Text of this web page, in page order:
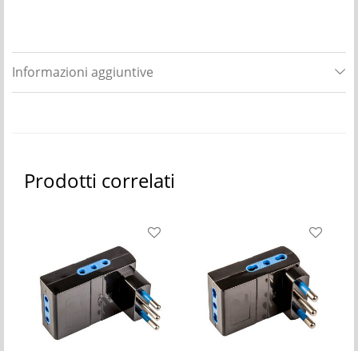
Informazioni aggiuntive
Prodotti correlati